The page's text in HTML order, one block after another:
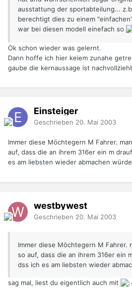
ausstattung der sportabteilung...
berechtigt dies zu einem
war bei diesen modell einefach so
Ok schon wieder was gelernt.
Dann hoffe ich hier keiem zunahe
gaube die kernaussage ist
Einsteiger
Geschrieben 20. Mai 2003
Immer diese Möchtegern M Fahrer.
auf, dass die an ihrem 316er ein m
es am liebsten wieder abmachen
westbywest
Geschrieben 20. Mai 2003
Immer diese Möchtegern M Fahrer.
so auf, dass die an ihrem 316er ein
dss ich es am liebsten wieder
sag mal, liest du eigentlich auch mit